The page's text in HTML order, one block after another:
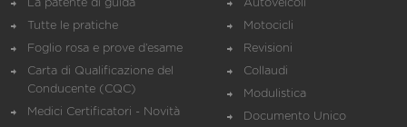
La patente di guida
Tutte le pratiche
Foglio rosa e prove d’esame
Carta di Qualificazione del
Conducente (CQC)
Medici Certificatori - Novità
Autoveicoli
Motocicli
Revisioni
Collaudi
Modulistica
Documento Unico